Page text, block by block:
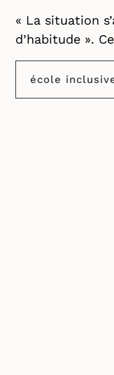
« La situation
d’habitude ».
école